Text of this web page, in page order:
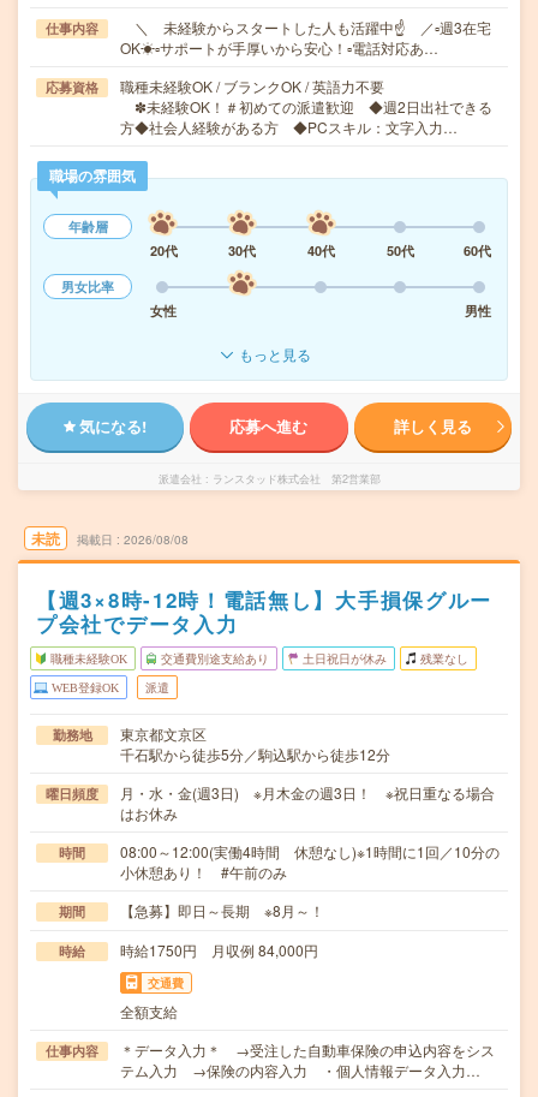
仕事内容
＼ 未経験からスタートした人も活躍中☝ ／▫週3在宅
OK☀▫サポートが手厚いから安心！▫電話対応あ…
応募資格
職種未経験OK / ブランクOK / 英語力不要
✽未経験OK！＃初めての派遣歓迎 ◆週2日出社できる
方◆社会人経験がある方 ◆PCスキル：文字入力…
職場の雰囲気
年齢層
20代
30代 40代 50代
60代
男女比率
女性
男性
もっと見る
気になる! 応募へ進む 詳しく見る
派遣会社 ランスタッド株式会社 第2営業部
未読 掲載日 2026/08/08
【週3×8時-12時！電話無し】大手損保グルー
プ会社でデータ入力
職種未経験OK 交通費別途支給あり 土日祝日が休み 残業なし
WEB登録OK 派遣
勤務地
東京都文京区
千石駅から徒歩5分／駒込駅から徒歩12分
曜日頻度
月・水・金(週3日) ※月木金の週3日！ ※祝日重なる場合
はお休み
時間
08:00～12:00(実働4時間 休憩なし)※1時間に1回／10分の
小休憩あり！ #午前のみ
期間 【急募】即日～長期 ※8月～！
時給 時給1750円 月収例 84,000円
交通費
全額支給
仕事内容
＊データ入力＊ →受注した自動車保険の申込内容をシス
テム入力 →保険の内容入力 ・個人情報データ入力…